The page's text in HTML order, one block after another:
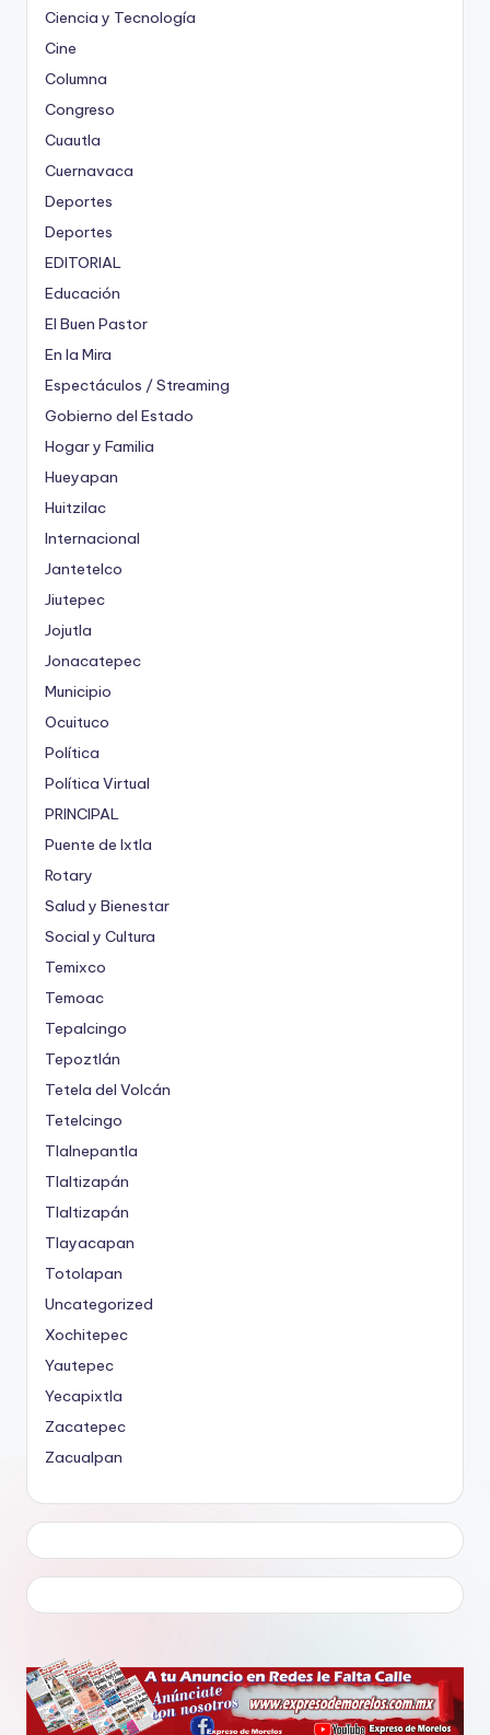
Ciencia y Tecnología
Cine
Columna
Congreso
Cuautla
Cuernavaca
Deportes
Deportes
EDITORIAL
Educación
El Buen Pastor
En la Mira
Espectáculos / Streaming
Gobierno del Estado
Hogar y Familia
Hueyapan
Huitzilac
Internacional
Jantetelco
Jiutepec
Jojutla
Jonacatepec
Municipio
Ocuituco
Política
Política Virtual
PRINCIPAL
Puente de Ixtla
Rotary
Salud y Bienestar
Social y Cultura
Temixco
Temoac
Tepalcingo
Tepoztlán
Tetela del Volcán
Tetelcingo
Tlalnepantla
Tlaltizapán
Tlaltizapán
Tlayacapan
Totolapan
Uncategorized
Xochitepec
Yautepec
Yecapixtla
Zacatepec
Zacualpan